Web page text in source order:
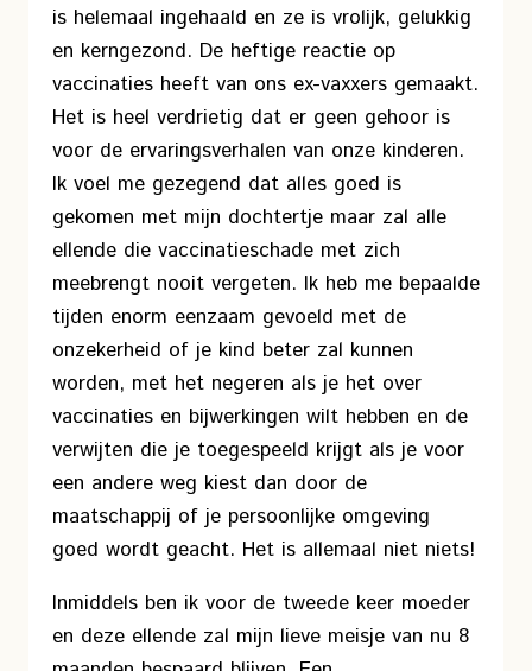
is helemaal ingehaald en ze is vrolijk, gelukkig
en kerngezond. De heftige reactie op
vaccinaties heeft van ons ex-vaxxers gemaakt.
Het is heel verdrietig dat er geen gehoor is
voor de ervaringsverhalen van onze kinderen.
Ik voel me gezegend dat alles goed is
gekomen met mijn dochtertje maar zal alle
ellende die vaccinatieschade met zich
meebrengt nooit vergeten. Ik heb me bepaalde
tijden enorm eenzaam gevoeld met de
onzekerheid of je kind beter zal kunnen
worden, met het negeren als je het over
vaccinaties en bijwerkingen wilt hebben en de
verwijten die je toegespeeld krijgt als je voor
een andere weg kiest dan door de
maatschappij of je persoonlijke omgeving
goed wordt geacht. Het is allemaal niet niets!
Inmiddels ben ik voor de tweede keer moeder
en deze ellende zal mijn lieve meisje van nu 8